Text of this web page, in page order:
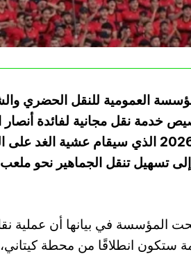
العمومية للنقل الحضري
خدمة نقل مجانية لفائدة أنصار
الجزائر 2026 الذي سيقام عشية
تسهيل تنقل الجماهير نحو
المؤسسة في بيانها أن عملية
ستكون انطلاقًا من محطة